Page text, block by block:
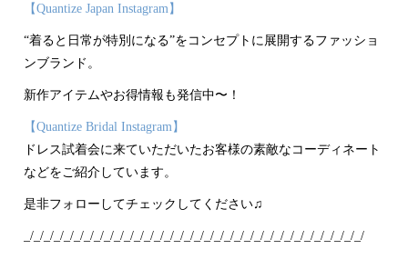
【Quantize Japan Instagram】
“着ると日常が特別になる”をコンセプトに展開するファッショ
ンブランド。
新作アイテムやお得情報も発信中〜！
【Quantize Bridal Instagram】
ドレス試着会に来ていただいたお客様の素敵なコーディネート
などをご紹介しています。
是非フォローしてチェックしてください♫
_/_/_/_/_/_/_/_/_/_/_/_/_/_/_/_/_/_/_/_/_/_/_/_/_/_/_/_/_/_/_/_/_/_/